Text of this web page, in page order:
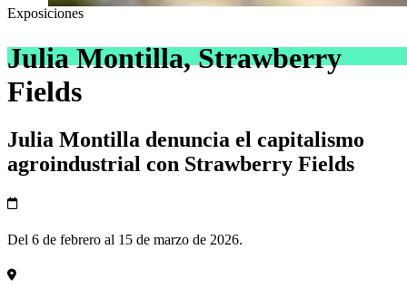
Exposiciones
Julia Montilla, Strawberry
Fields
Julia Montilla denuncia el capitalismo
agroindustrial con Strawberry Fields
Del 6 de febrero al 15 de marzo de 2026.